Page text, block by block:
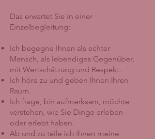
Das erwartet Sie in einer
Einzelbegleitung:
Ich begegne Ihnen als echter
Mensch, als lebendiges Gegenüber,
mit Wertschätzung und Respekt.
Ich höre zu und geben Ihnen Ihren
Raum.
Ich frage, bin aufmerksam, möchte
verstehen, wie Sie Dinge erleben
oder erlebt haben.
Ab und zu teile ich Ihnen meine